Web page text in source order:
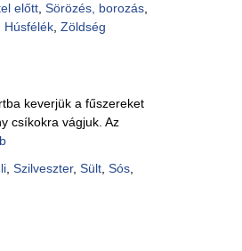
előtt, Sörözés, borozás,
Húsfélék, Zöldség
keverjük a fűszereket
csíkokra vágjuk. Az
, Szilveszter, Sült, Sós,